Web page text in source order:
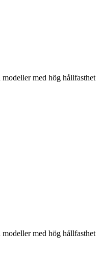
med hög hållfasthet
med hög hållfasthet